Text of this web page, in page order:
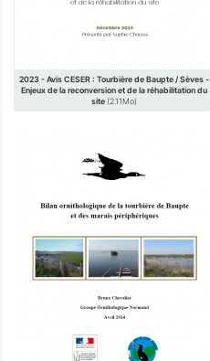
2023 - Avis CESER : Tourbière de Baupte / Sèves -
Enjeux de la reconversion et de la réhabilitation du
site (2.11Mo)